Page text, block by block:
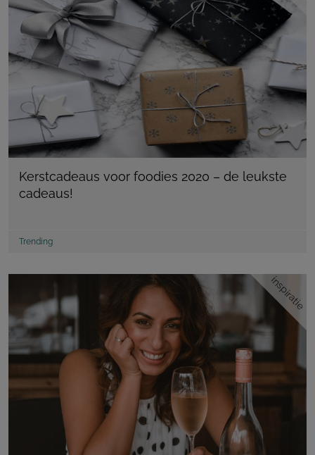
Kerstcadeaus voor foodies 2020 – de leukste
cadeaus!
Trending
inspiratie